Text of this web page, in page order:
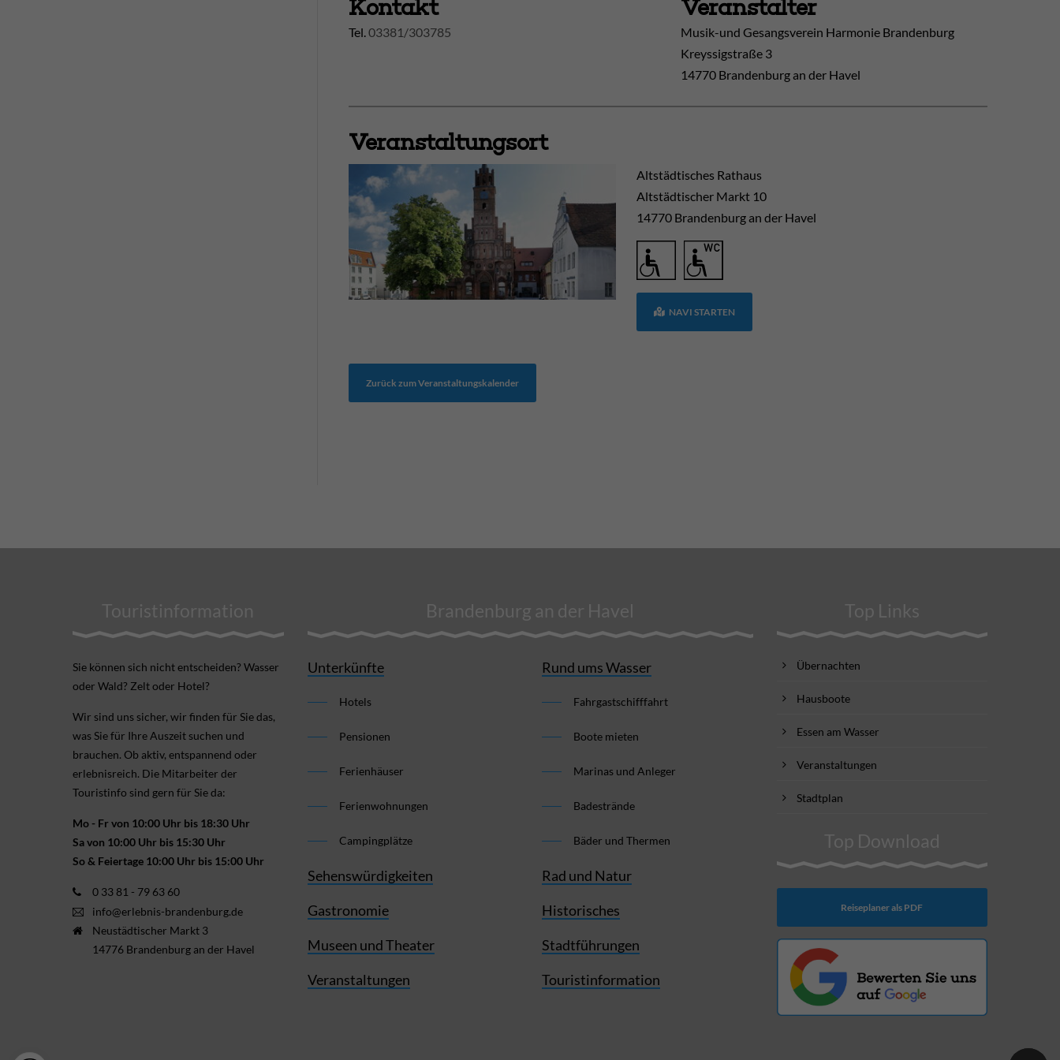
Kontakt
Tel. 03381/303785
Veranstalter
Musik-und Gesangsverein Harmonie Brandenburg
Kreyssigstraße 3
14770 Brandenburg an der Havel
Veranstaltungsort
Altstädtisches Rathaus
Altstädtischer Markt 10
14770 Brandenburg an der Havel
NAVI STARTEN
Zurück zum Veranstaltungskalender
Touristinformation
Sie können sich nicht ent­scheiden? Wasser
oder Wald? Zelt oder Hotel?
Wir sind uns sicher, wir finden für Sie das,
was Sie für Ihre Aus­zeit suchen und
brauchen. Ob aktiv, ent­spannend oder
erlebnis­reich. Die Mitarbeiter der
Touristinfo sind gern für Sie da:
Mo - Fr von 10:00 Uhr bis 18:30 Uhr
Sa von 10:00 Uhr bis 15:30 Uhr
So & Feiertage 10:00 Uhr bis 15:00 Uhr
0 33 81 - 79 63 60
info@erlebnis-brandenburg.de
Neustädtischer Markt 3
14776 Brandenburg an der Havel
Brandenburg an der Havel
Unterkünfte
Hotels
Pensionen
Ferienhäuser
Ferienwohnungen
Campingplätze
Sehenswürdigkeiten
Gastronomie
Museen und Theater
Veranstaltungen
Rund ums Wasser
Fahrgastschifffahrt
Boote mieten
Marinas und Anleger
Badestrände
Bäder und Thermen
Rad und Natur
Historisches
Stadtführungen
Touristinformation
Top Links
Übernachten
Hausboote
Essen am Wasser
Veranstaltungen
Stadtplan
Top Download
Reiseplaner als PDF